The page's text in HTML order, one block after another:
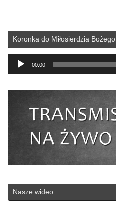
Koronka do Miłosierdzia Bożego
Odtwarzacz
plików
00:00
Nasze wideo